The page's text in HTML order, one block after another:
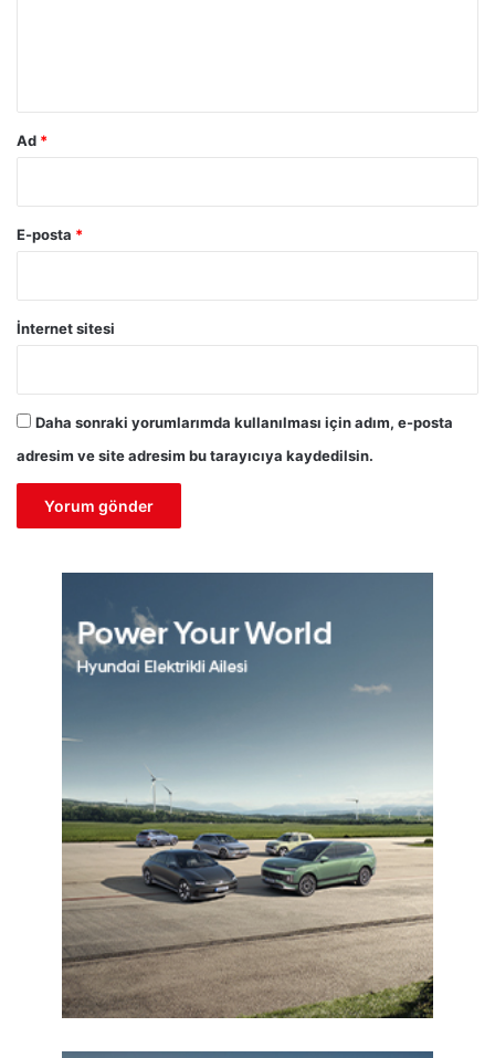
Ad *
E-posta *
İnternet sitesi
Daha sonraki yorumlarımda kullanılması için adım, e-posta
adresim ve site adresim bu tarayıcıya kaydedilsin.